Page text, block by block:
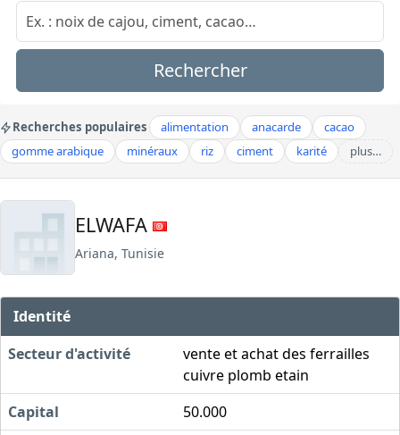
Rechercher
Recherches populaires alimentation anacarde
cacao
gomme arabique
minéraux riz ciment karité plus…
ELWAFA
Ariana, Tunisie
Identité
Secteur d'activité
vente et achat des ferrailles
cuivre plomb etain
Capital
50.000